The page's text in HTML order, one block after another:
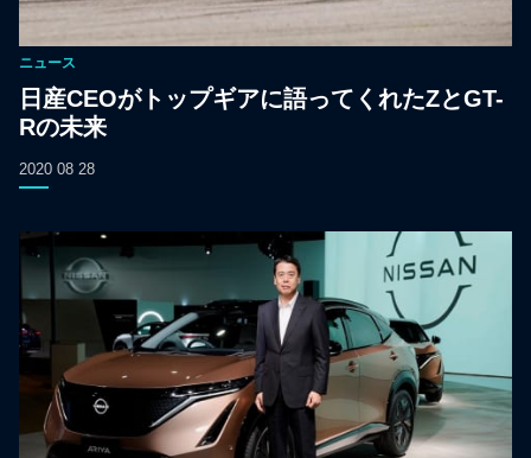
ニュース
日産CEOがトップギアに語ってくれたZとGT-
Rの未来
2020 08 28